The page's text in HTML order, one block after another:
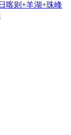
喀则+羊湖+珠峰